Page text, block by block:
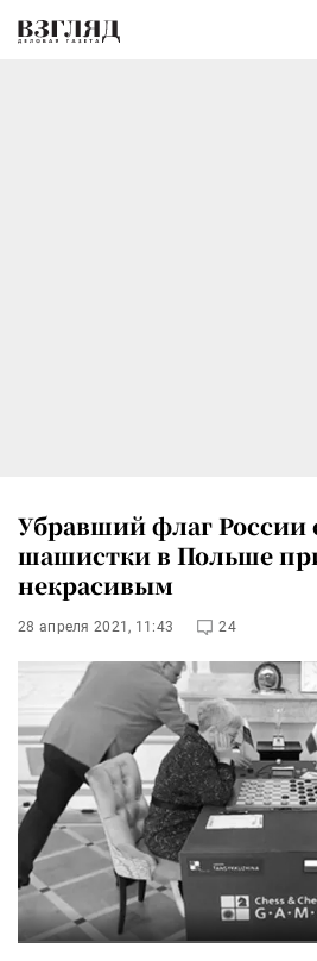
Убравший флаг России
шашистки в Польше
некрасивым
28 апреля 2021, 11:43 24